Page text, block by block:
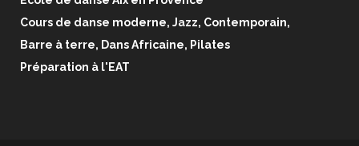
Cours de danse moderne, Jazz, Contemporain,
Barre à terre, Dans Africaine, Pilates
Préparation à l'EAT